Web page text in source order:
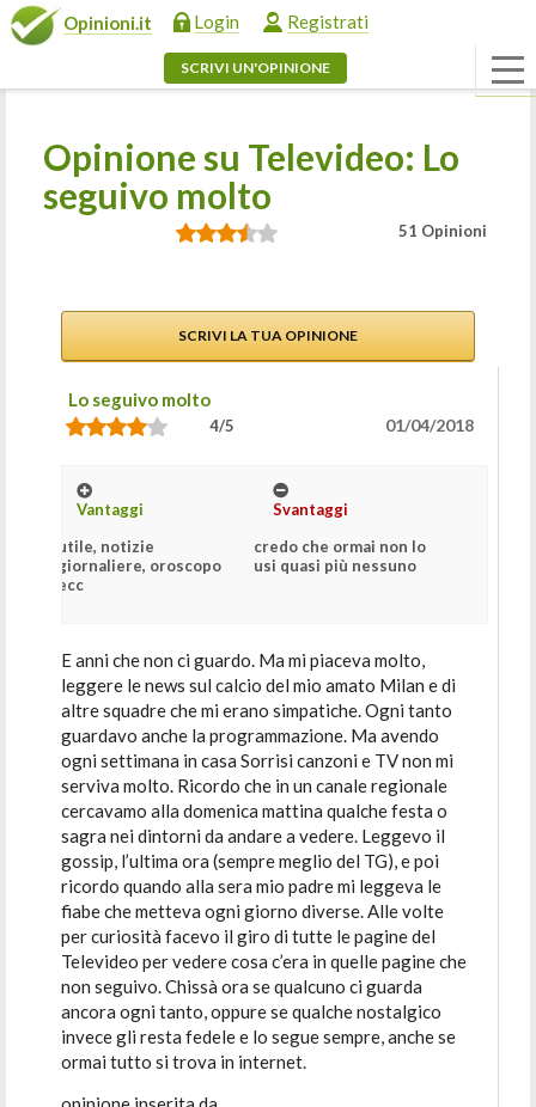
Opinioni.it Login Registrati
SCRIVI UN'OPINIONE
Opinione su Televideo: Lo
seguivo molto
51 Opinioni
SCRIVI LA TUA OPINIONE
Lo seguivo molto
4/5 01/04/2018
Vantaggi
utile, notizie
giornaliere, oroscopo
ecc
Svantaggi
credo che ormai non lo
usi quasi più nessuno
E anni che non ci guardo. Ma mi piaceva molto,
leggere le news sul calcio del mio amato Milan e di
altre squadre che mi erano simpatiche. Ogni tanto
guardavo anche la programmazione. Ma avendo
ogni settimana in casa Sorrisi canzoni e TV non mi
serviva molto. Ricordo che in un canale regionale
cercavamo alla domenica mattina qualche festa o
sagra nei dintorni da andare a vedere. Leggevo il
gossip, l’ultima ora (sempre meglio del TG), e poi
ricordo quando alla sera mio padre mi leggeva le
fiabe che metteva ogni giorno diverse. Alle volte
per curiosità facevo il giro di tutte le pagine del
Televideo per vedere cosa c’era in quelle pagine che
non seguivo. Chissà ora se qualcuno ci guarda
ancora ogni tanto, oppure se qualche nostalgico
invece gli resta fedele e lo segue sempre, anche se
ormai tutto si trova in internet.